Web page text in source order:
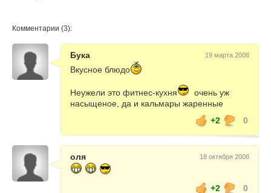
Комментарии (3):
Бука 19 марта 2008
Вкусное блюдо
Неужели это фитнес-кухня
очень уж
насыщеное, да и кальмары жаренные
+2
0
оля 18 октября 2008
+2 0